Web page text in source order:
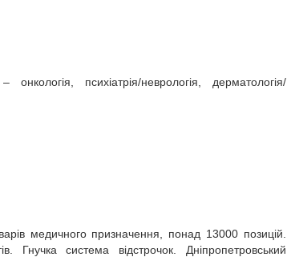
психіатрія/неврологія, дерматологія/
медичного призначення, понад 13000 позицій.
Гнучка система відстрочок. Дніпропетровський